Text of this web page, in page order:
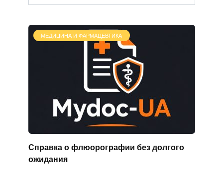
МЕДИЦИНА И ФАРМАЦЕВТИКА
Справка о флюорографии без долгого
ожидания